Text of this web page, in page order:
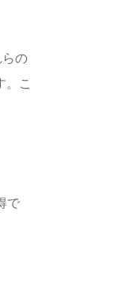
の
。こ
で